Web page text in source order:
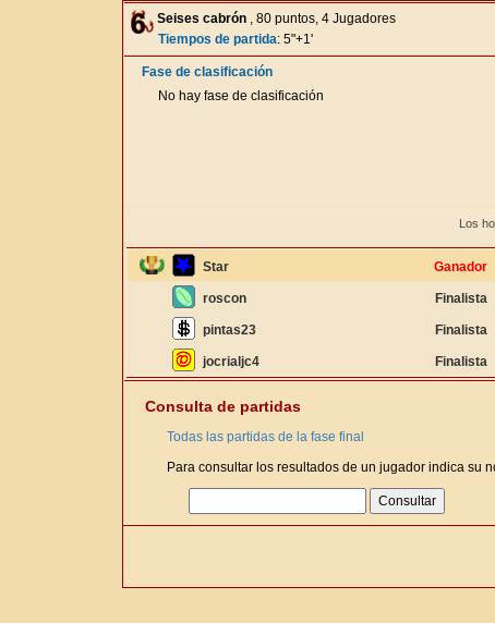
Seises cabrón , 80 puntos, 4 Jugadores
Tiempos de partida: 5"+1'
Fase de clasificación
No hay fase de clasificación
Los
Star Ganador
roscon Finalista
pintas23 Finalista
jocrialjc4 Finalista
Consulta de partidas
Todas las partidas de la fase final
Para consultar los resultados de un jugador indica su